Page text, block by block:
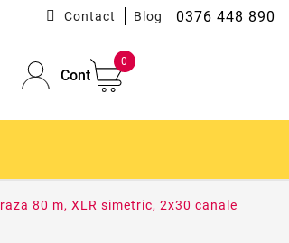
0376 448 890
Contact Blog
Cont
0
80 m, XLR simetric, 2x30 canale